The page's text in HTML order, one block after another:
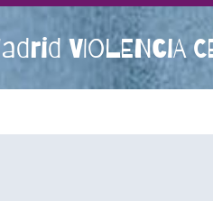
VIOLENCIA